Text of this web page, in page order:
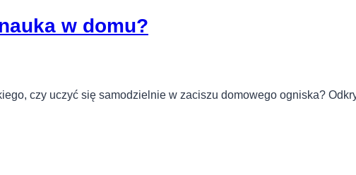
w domu?
czy uczyć się samodzielnie w zaciszu domowego ogniska?